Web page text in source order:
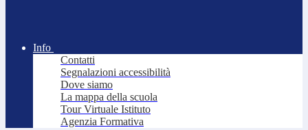
Info
Contatti
Segnalazioni accessibilità
Dove siamo
La mappa della scuola
Tour Virtuale Istituto
Agenzia Formativa